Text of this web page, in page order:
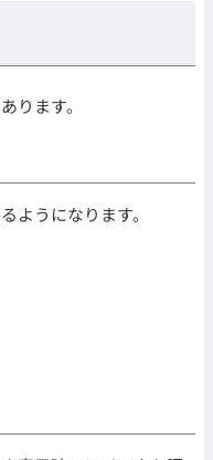
ります。
ようになります。